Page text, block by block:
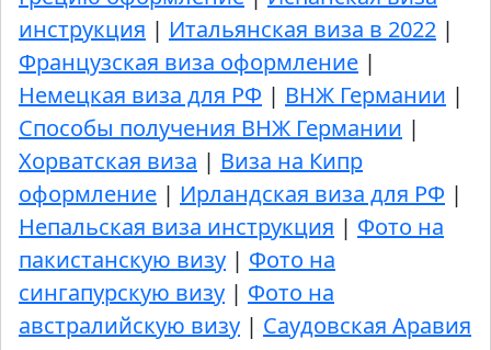
инструкция | Итальянская виза в 2022 |
Французская виза оформление |
Немецкая виза для РФ | ВНЖ Германии |
Способы получения ВНЖ Германии |
Хорватская виза | Виза на Кипр
оформление | Ирландская виза для РФ |
Непальская виза инструкция | Фото на
пакистанскую визу | Фото на
сингапурскую визу | Фото на
австралийскую визу | Саудовская Аравия